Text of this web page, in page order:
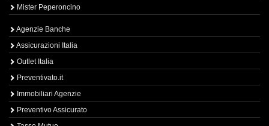
Mister Peperoncino
Agenzie Banche
Assicurazioni Italia
Outlet Italia
Preventivato.it
Immobiliari Agenzie
Preventivo Assicurato